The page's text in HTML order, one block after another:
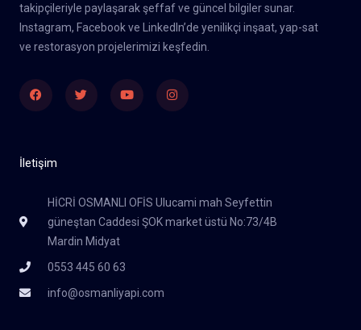
takipçileriyle paylaşarak şeffaf ve güncel bilgiler sunar.
Instagram, Facebook ve LinkedIn’de yenilikçi inşaat, yap-sat
ve restorasyon projelerimizi keşfedin.
FacebookTwitter YoutubeInstagram
İletişim
HİCRİ OSMANLI OFİS Ulucami mah Seyfettin
güneştan Caddesi ŞOK market üstü No:73/4B
Mardin Midyat
0553 445 60 63
info@osmanliyapi.com